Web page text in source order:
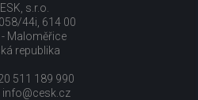
s.r.o.
44i, 614 00
- Maloměřice
republika
511 189 990
info@cesk.cz